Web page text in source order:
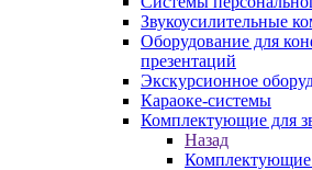
Звукоусилительные
Оборудование для
презентаций
Экскурсионное
Караоке-системы
Комплектующие для
Назад
Комплектующие